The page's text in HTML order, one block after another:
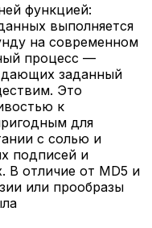
функцией:
выполняется
на современном
процесс —
заданный
Это
к
для
с солью и
подписей и
В отличие от MD5 и
или прообразы